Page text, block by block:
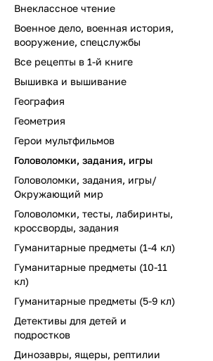
Внеклассное чтение
Военное дело, военная история,
вооружение, спецслужбы
Все рецепты в 1-й книге
Вышивка и вышивание
География
Геометрия
Герои мультфильмов
Головоломки, задания, игры
Головоломки, задания, игры/
Окружающий мир
Головоломки, тесты, лабиринты,
кроссворды, задания
Гуманитарные предметы (1-4 кл)
Гуманитарные предметы (10-11
кл)
Гуманитарные предметы (5-9 кл)
Детективы для детей и
подростков
Динозавры, ящеры, рептилии